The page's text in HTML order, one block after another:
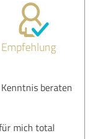
Empfehlung
beraten
mich total